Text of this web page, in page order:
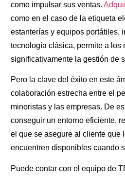
como impulsar sus ventas.
como en el caso de la etiqueta
estanterías y equipos portátiles,
tecnología clásica, permite a los
significativamente la gestión de
Pero la clave del éxito en este
colaboración estrecha entre el
minoristas y las empresas. De
conseguir un entorno eficiente,
el que se asegure al cliente que
encuentren disponibles cuando
Puede contar con el equipo de